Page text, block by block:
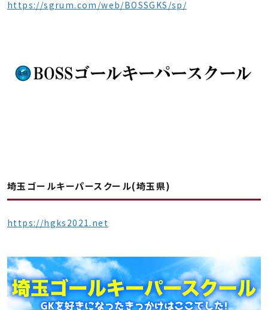
https://sgrum.com/web/BOSSGKS/sp/
埼玉ゴールキーパースクール(埼玉県)
https://hgks2021.net